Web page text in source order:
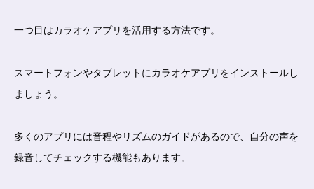
一つ目はカラオケアプリを活用する方法です。
スマートフォンやタブレットにカラオケアプリをインストールし
ましょう。
多くのアプリには音程やリズムのガイドがあるので、自分の声を
録音してチェックする機能もあります。